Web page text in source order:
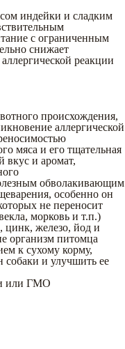
индейки и сладким
с ограниченным
снижает
реакции
происхождения,
аллергической
мяса и его тщательная
вкус и аромат,
обволакивающим
особенно он
не переносит
морковь и т.п.)
цинк, железо, йод и
организм питомца
к сухому корму,
собаки и улучшить ее
или ГМО